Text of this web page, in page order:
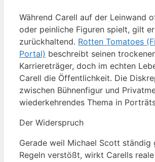
Während Carell auf der Leinwand
oder peinliche Figuren spielt, gilt
zurückhaltend. Rotten Tomatoes
Portal) beschreibt seinen
Karriereträger, doch im echten
Carell die Öffentlichkeit. Die
zwischen Bühnenfigur und
wiederkehrendes Thema in
Der Widerspruch
Gerade weil Michael Scott ständig
Regeln verstößt, wirkt Carells reale